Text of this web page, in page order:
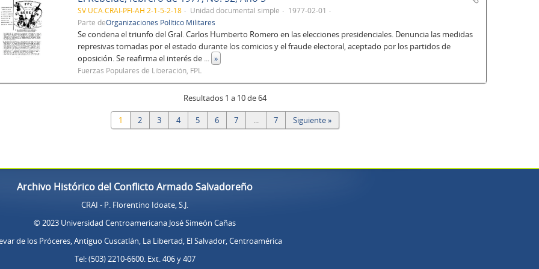
SV UCA.CRAI-PFI-AH 2-1-5-2-18 Unidad documental simple
1977-02-01
Parte deOrganizaciones Político Militares
Se condena el triunfo del Gral. Carlos Humberto Romero en las elecciones presidenciales. Denuncia las medidas
represivas tomadas por el estado durante los comicios y el fraude electoral, aceptado por los partidos de
oposición. Se reafirma el interés de ... »
Fuerzas Populares de Liberación, FPL
Resultados 1 a 10 de 64
1 2 3 4 5 6 7 ... 7 Siguiente »
Archivo Histórico del Conflicto Armado Salvadoreño
CRAI - P. Florentino Idoate, S.J.
© 2023 Universidad Centroamericana José Simeón Cañas
de los Próceres, Antiguo Cuscatlán, La Libertad, El Salvador, Centroamérica
Tel: (503) 2210-6600. Ext. 406 y 407